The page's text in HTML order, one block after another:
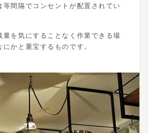
等間隔でコンセントが配置されてい
量を気にすることなく作業できる場
にかと重宝するものです。